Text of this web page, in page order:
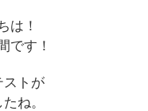
は！
です！
ストが
ね。